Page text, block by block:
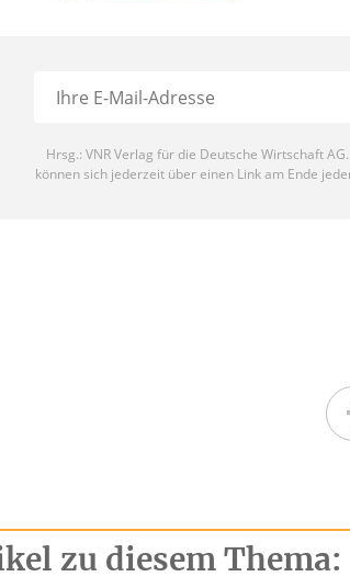
zu diesem Thema: